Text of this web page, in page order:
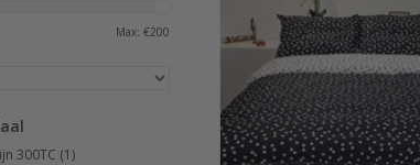
Max: €200
300TC (1)
Sofiben dekbedovertrek
doorlopende rits over 3
Dots zwart/wit, afm. 200 x
van 300TC katoensatijn en
met Sanfor. Wordt
kussenslopen.
TOEVOEGEN AAN